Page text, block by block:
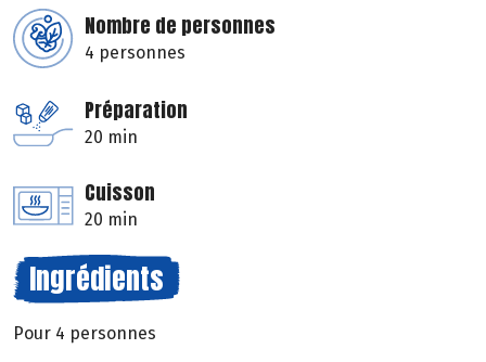
Nombre de personnes
4 personnes
Préparation
20 min
Cuisson
20 min
Ingrédients
Pour 4 personnes